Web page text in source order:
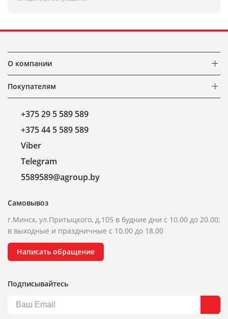
О компании
Покупателям
+375 29 5 589 589
+375 44 5 589 589
Viber
Telegram
5589589@agroup.by
Самовывоз
г.Минск, ул.Притыцкого, д.105 в будние дни с 10.00 до 20.00;
в выходные и праздничные с 10.00 до 18.00
Написать обращение
Подписывайтесь